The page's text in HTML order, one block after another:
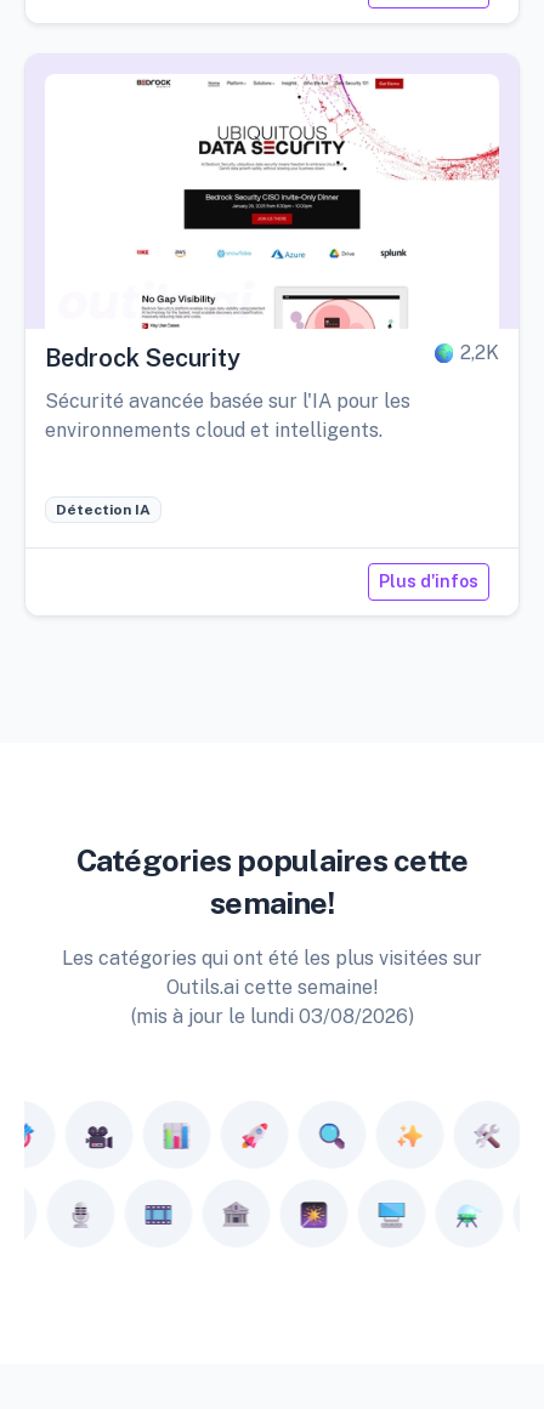
Bedrock Security 2,2K
Sécurité avancée basée sur l'IA pour les
environnements cloud et intelligents.
Détection IA
Plus d'infos
Catégories populaires cette
semaine!
Les catégories qui ont été les plus visitées sur
Outils.ai cette semaine!
(mis à jour le lundi 03/08/2026)